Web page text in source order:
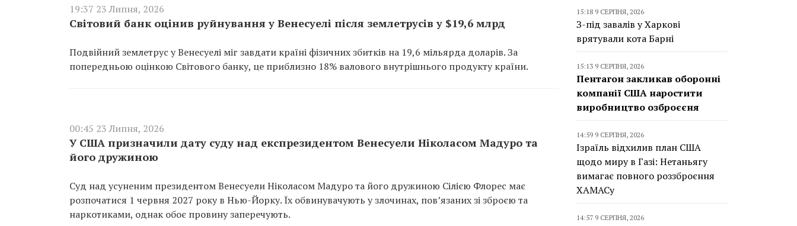
19:37 23 Липня, 2026
Світовий банк оцінив руйнування у Венесуелі після землетрусів у $19,6 млрд
Подвійний землетрус у Венесуелі міг завдати країні фізичних збитків на 19,6 мільярда доларів. За
попередньою оцінкою Світового банку, це приблизно 18% валового внутрішнього продукту країни.
00:45 23 Липня, 2026
У США призначили дату суду над експрезидентом Венесуели Ніколасом Мадуро та
його дружиною
Суд над усуненим президентом Венесуели Ніколасом Мадуро та його дружиною Сілією Флорес має
розпочатися 1 червня 2027 року в Нью-Йорку. Їх обвинувачують у злочинах, пов’язаних зі зброєю та
наркотиками, однак обоє провину заперечують.
15:18 9 СЕРПНЯ, 2026
З-під завалів у Харкові
врятували кота Барні
15:13 9 СЕРПНЯ, 2026
Пентагон закликав оборонні
компанії США наростити
виробництво озброєєня
14:59 9 СЕРПНЯ, 2026
Ізраїль відхилив план США
щодо миру в Газі: Нетаньягу
вимагає повного роззброєння
ХАМАСу
14:57 9 СЕРПНЯ, 2026